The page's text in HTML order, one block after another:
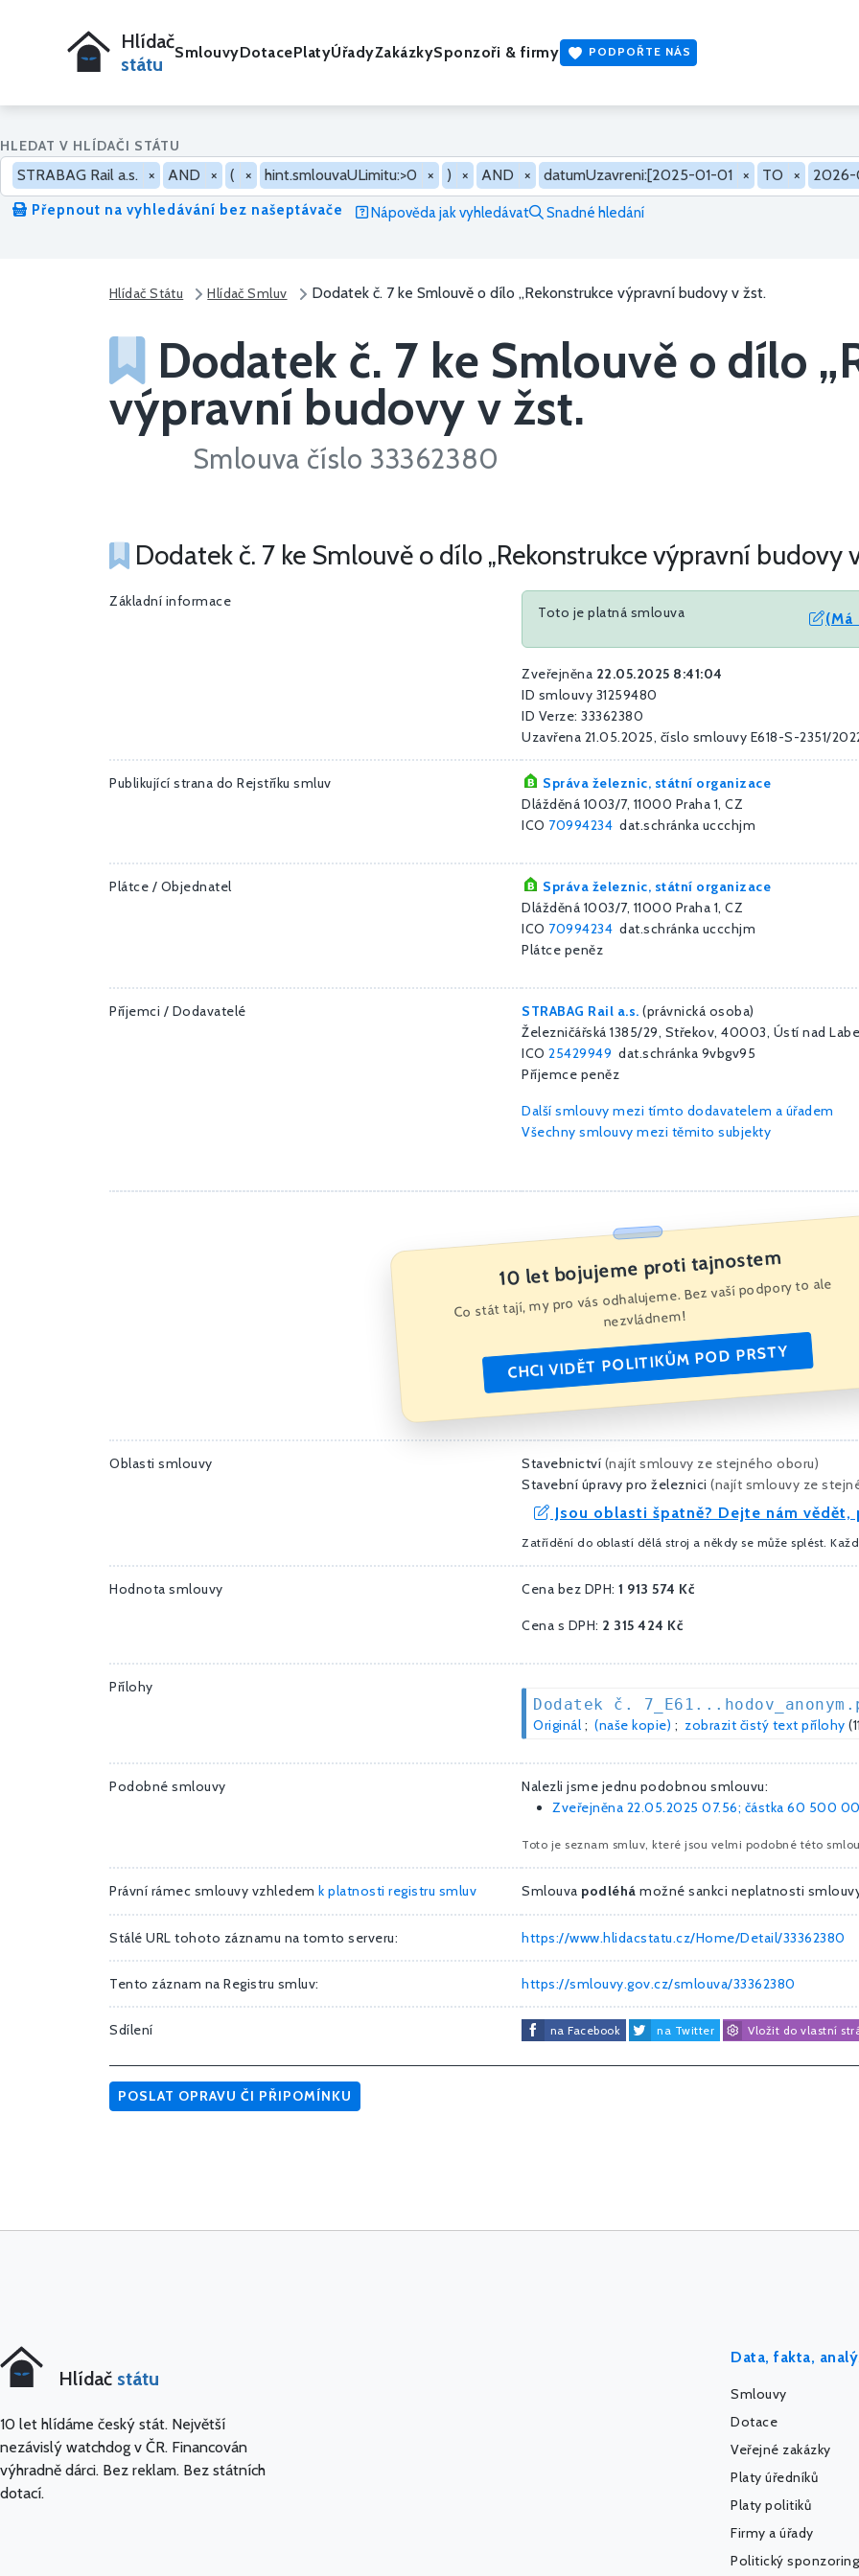
Hlídač
státu
SmlouvyDotacePlatyÚřadyZakázkySponzoři & firmy PODPOŘTE NÁS
HLEDAT V HLÍDAČI STÁTU
STRABAG Rail a.s. × AND × ( × hint.smlouvaULimitu:>0 × ) × AND × datumUzavreni:[2025-01-01 × TO × 2026-
Přepnout na vyhledávání bez našeptávače Nápověda jak vyhledávat Snadné hledání
Hlídač Státu Hlídač Smluv Dodatek č. 7 ke Smlouvě o dílo „Rekonstrukce výpravní budovy v žst.
Dodatek č. 7 ke Smlouvě o dílo
výpravní budovy v žst.
Smlouva číslo 33362380
Dodatek č. 7 ke Smlouvě o dílo „Rekonstrukce výpravní budovy
Základní informace
Toto je platná smlouva
Zveřejněna 22.05.2025 8:41:04
ID smlouvy 31259480
ID Verze: 33362380
Uzavřena 21.05.2025, číslo smlouvy E618-S-2351/
Publikující strana do Rejstříku smluv
Správa železnic, státní organizace
Dlážděná 1003/7, 11000 Praha 1, CZ
ICO 70994234 dat.schránka uccchjm
Plátce / Objednatel
Správa železnic, státní organizace
Dlážděná 1003/7, 11000 Praha 1, CZ
ICO 70994234 dat.schránka uccchjm
Plátce peněz
Příjemci / Dodavatelé STRABAG Rail a.s. (právnická osoba)
Železničářská 1385/29, Střekov, 40003, Ústí nad
ICO 25429949 dat.schránka 9vbgv95
Příjemce peněz
Další smlouvy mezi tímto dodavatelem a úřadem
Všechny smlouvy mezi těmito subjekty
10 let bojujeme proti tajnostem
Co stát tají, my pro vás odhalujeme. Bez vaší podpory to ale
nezvládnem!
CHCI VIDĚT POLITIKŮM POD PRSTY
Oblasti smlouvy Stavebnictví (najít smlouvy ze stejného oboru)
Stavební úpravy pro železnici (najít smlouvy ze
Jsou oblasti špatně? Dejte nám vědět,
Zatřídění do oblastí dělá stroj a někdy se může splést.
Hodnota smlouvy Cena bez DPH: 1 913 574 Kč
Cena s DPH: 2 315 424 Kč
Přílohy
Dodatek č.
Originál ; (naše kopie) ; zobrazit čistý text přílohy
Podobné smlouvy
Nalezli jsme jednu podobnou smlouvu:
Zveřejněna 22.05.2025 07.56; částka 60 500
Toto je seznam smluv, které jsou velmi podobné této
Právní rámec smlouvy vzhledem k platnosti registru smluv Smlouva podléhá možné sankci neplatnosti
Stálé URL tohoto záznamu na tomto serveru: https://www.hlidacstatu.cz/Home/Detail/33362380
Tento záznam na Registru smluv: https://smlouvy.gov.cz/smlouva/33362380
Sdílení na Facebook na Twitter Vložit do vlastní
POSLAT OPRAVU ČI PŘIPOMÍNKU
Hlídač státu
10 let hlídáme český stát. Největší
nezávislý watchdog v ČR. Financován
výhradně dárci. Bez reklam. Bez státních
dotací.
Data, fakta,
Smlouvy
Dotace
Veřejné zakázky
Platy úředníků
Platy politiků
Firmy a úřady
Politický sponzoring